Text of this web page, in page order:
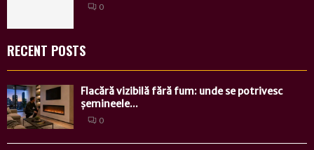
0
RECENT POSTS
Flacără vizibilă fără fum: unde se potrivesc
șemineele...
0